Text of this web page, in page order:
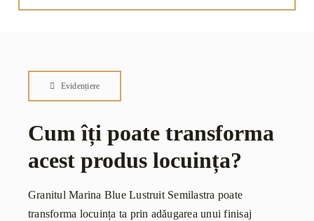
Evidențiere
Cum îți poate transforma
acest produs locuința?
Granitul Marina Blue Lustruit Semilastra poate
transforma locuința ta prin adăugarea unui finisaj